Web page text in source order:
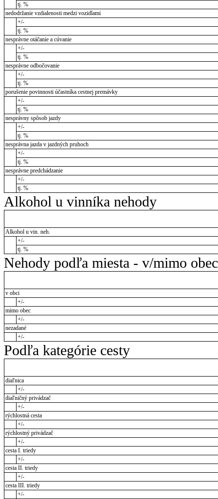
tj. %
nedodržanie vzdialenosti medzi vozidlami
+/-
tj. %
nesprávne otáčanie a cúvanie
+/-
tj. %
nesprávne odbočovanie
+/-
tj. %
porušenie povinnosti účastníka cestnej premávky
+/-
tj. %
nesprávny spôsob jazdy
+/-
tj. %
nesprávna jazda v jazdných pruhoch
+/-
tj. %
nesprávne predchádzanie
+/-
tj. %
Alkohol u vinníka nehody
Alkohol u vin. neh.
+/-
tj. %
Nehody podľa miesta - v/mimo obec
v obci
+/-
mimo obec
+/-
nezadané
+/-
Podľa kategórie cesty
diaľnica
+/-
diaľničný privádzač
+/-
rýchlostná cesta
+/-
rýchlostný privádzač
+/-
cesta I. triedy
+/-
cesta II. triedy
+/-
cesta III. triedy
+/-